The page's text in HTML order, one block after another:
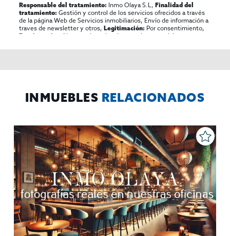
Responsable del tratamiento: Inmo Olaya S.L,Finalidad del
tratamiento: Gestión y control de los servicios ofrecidos a través
de la página Web de Servicios inmobiliarios, Envío de información a
traves de newsletter y otros,Legitimación: Por consentimiento,
Destinatarios:
No se cederan los datos, salvo para elaborar
rectificar y suprimir los datos, solicitar la portabilidad de los
INMUEBLES RELACIONADOS